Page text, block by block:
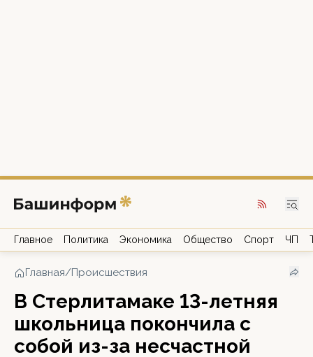
Главное Политика Экономика Общество Спорт ЧП
Главная/Происшествия
В Стерлитамаке 13-летняя
школьница покончила с
собой из-за несчастной